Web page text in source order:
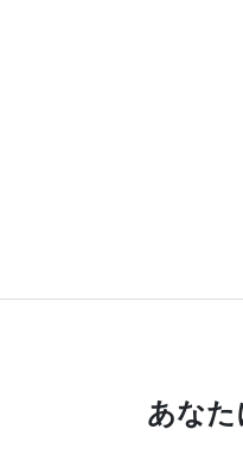
あな